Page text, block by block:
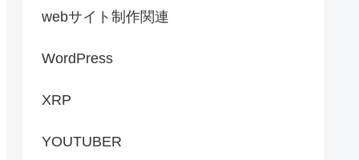
webサイト制作関連
WordPress
XRP
YOUTUBER